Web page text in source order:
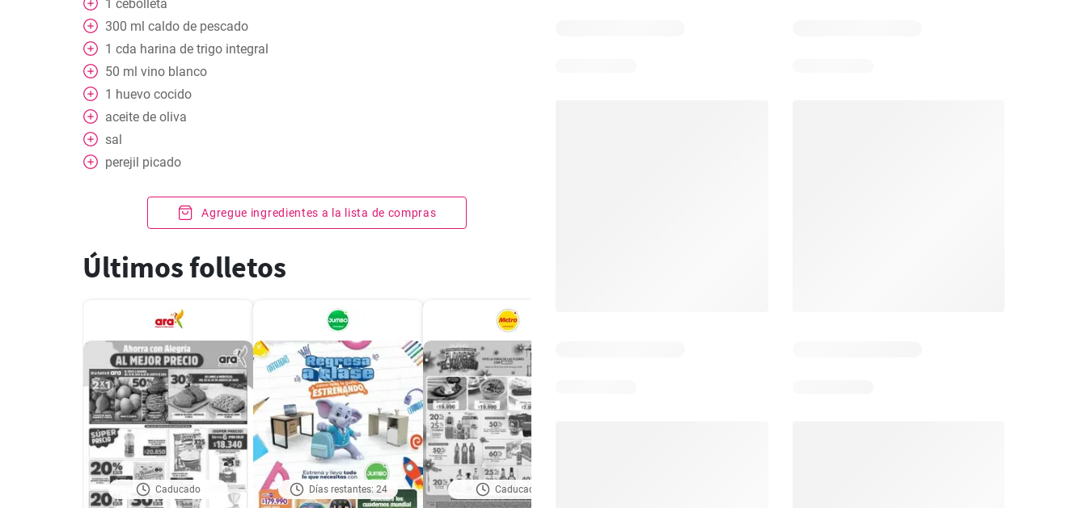
1 cebolleta
300 ml caldo de pescado
1 cda harina de trigo integral
50 ml vino blanco
1 huevo cocido
aceite de oliva
sal
perejil picado
Agregue ingredientes a la lista de compras
Últimos folletos
Caducado Días restantes: 24 Caducado